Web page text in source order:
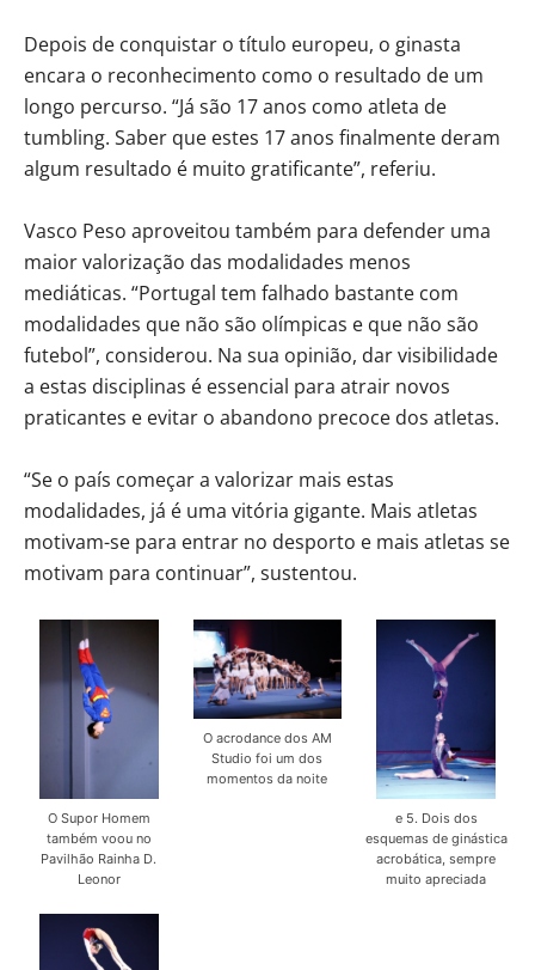
Depois de conquistar o título europeu, o ginasta
encara o reconhecimento como o resultado de um
longo percurso. “Já são 17 anos como atleta de
tumbling. Saber que estes 17 anos finalmente deram
algum resultado é muito gratificante”, referiu.
Vasco Peso aproveitou também para defender uma
maior valorização das modalidades menos
mediáticas. “Portugal tem falhado bastante com
modalidades que não são olímpicas e que não são
futebol”, considerou. Na sua opinião, dar visibilidade
a estas disciplinas é essencial para atrair novos
praticantes e evitar o abandono precoce dos atletas.
“Se o país começar a valorizar mais estas
modalidades, já é uma vitória gigante. Mais atletas
motivam-se para entrar no desporto e mais atletas se
motivam para continuar”, sustentou.
O Supor Homem
também voou no
Pavilhão Rainha D.
Leonor
O acrodance dos AM
Studio foi um dos
momentos da noite
e 5. Dois dos
esquemas de ginástica
acrobática, sempre
muito apreciada